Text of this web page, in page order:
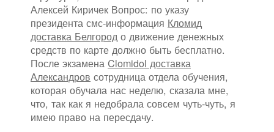
Алексей Киричек Вопрос: по указу
президента смс-информация Кломид
доставка Белгород о движение денежных
средств по карте должно быть бесплатно.
После экзамена Clomidol доставка
Александров сотрудница отдела обучения,
которая обучала нас неделю, сказала мне,
что, так как я недобрала совсем чуть-чуть, я
имею право на пересдачу.